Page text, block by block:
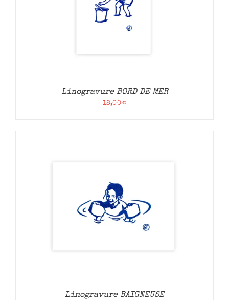
Linogravure BORD DE MER
18,00€
Linogravure BAIGNEUSE